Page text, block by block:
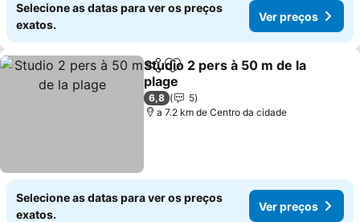
Selecione as datas para ver os preços
exatos.
Ver preços
PartilharAdicionar aos favoritos
Studio 2 pers à 50 m de la
plage
6,8
5
a 7.2 km de Centro da cidade
Selecione as datas para ver os preços
exatos.
Ver preços